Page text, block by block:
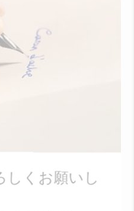
見る
しくお願いし